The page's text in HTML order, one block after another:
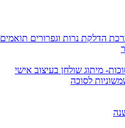
הדלקת נרות וגפרורים תואמים
מיתוג שולחן בעיצוב אישי
לסוכה